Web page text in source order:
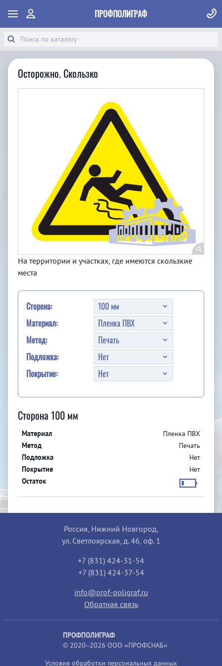
ПРОФПОЛИГРАФ
Осторожно. Скользко
На территории и участках, где имеются скользкие
места
Сторона:
Материал:
Метод:
Подложка:
Покрытие:
Сторона 100 мм
Пленка ПВХ
Печать
Нет
Нет
Россия, Нижний Новгород,
ул. Светлоярская, д. 46, оф. 1
+7 (831) 424-31-54
+7 (831) 424-37-54
info@prof-poligraf.ru
Обратная связь
ПРОФПОЛИГРАФ
© 2020–2026 ООО «ПРОФСНАБ»
Условия обработки персональных данных